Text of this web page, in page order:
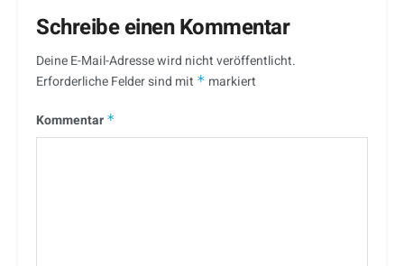
Schreibe einen Kommentar
Deine E-Mail-Adresse wird nicht veröffentlicht.
Erforderliche Felder sind mit * markiert
Kommentar *